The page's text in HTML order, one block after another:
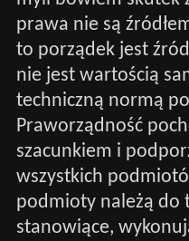
prawa nie są
to porządek jest
nie jest wartością
techniczną normą
Praworządność
szacunkiem i
wszystkich
podmioty należą do
stanowiące,